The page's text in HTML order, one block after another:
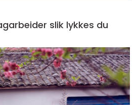
Fagprøve helsefagarbeider slik lykkes du